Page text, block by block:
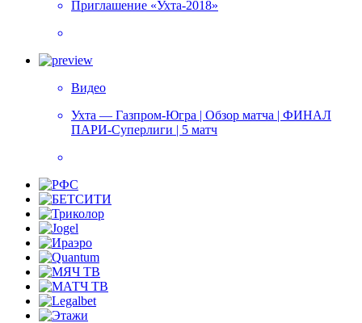
Приглашение «Ухта-2018»
Видео
Ухта — Газпром-Югра | Обзор матча | ФИНАЛ
ПАРИ-Суперлиги | 5 матч